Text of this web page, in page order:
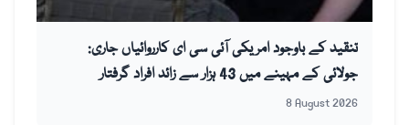
تنقید کے باوجود امریکی آئی سی ای کارروائیاں جاری:
جولائی کے مہینے میں 43 ہزار سے زائد افراد گرفتار
8 August 2026